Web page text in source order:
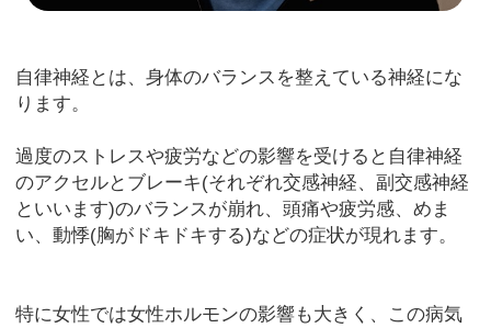
自律神経とは、身体のバランスを整えている神経にな
ります。
過度のストレスや疲労などの影響を受けると自律神経
のアクセルとブレーキ(それぞれ交感神経、副交感神経
といいます)のバランスが崩れ、頭痛や疲労感、めま
い、動悸(胸がドキドキする)などの症状が現れます。
特に女性では女性ホルモンの影響も大きく、この病気